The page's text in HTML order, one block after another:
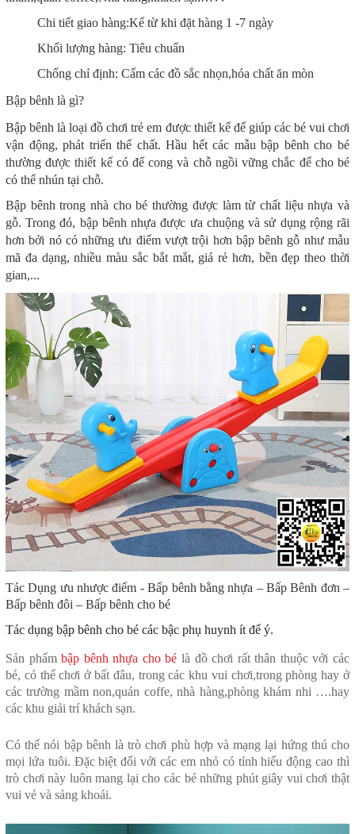
Chi tiết giao hàng:Kể từ khi đặt hàng 1 -7 ngày
Khối lượng hàng: Tiêu chuẩn
Chống chỉ định: Cấm các đồ sắc nhọn,hóa chất ăn mòn
Bập bênh là gì?
Bập bênh là loại đồ chơi trẻ em được thiết kế để giúp các bé vui chơi
vận động, phát triển thể chất. Hầu hết các mẫu bập bênh cho bé
thường được thiết kế có đế cong và chỗ ngồi vững chắc để cho bé
có thể nhún tại chỗ.
Bập bênh trong nhà cho bé thường được làm từ chất liệu nhựa và
gỗ. Trong đó, bập bênh nhựa được ưa chuộng và sử dụng rộng rãi
hơn bởi nó có những ưu điểm vượt trội hơn bập bênh gỗ như mẫu
mã đa dạng, nhiều màu sắc bắt mắt, giá rẻ hơn, bền đẹp theo thời
gian,...
Tác Dụng ưu nhược điểm - Bấp bênh bằng nhựa – Bấp Bênh đơn –
Bấp bênh đôi – Bấp bênh cho bé
Tác dụng bập bênh cho bé các bậc phụ huynh ít để ý.
Sản phẩmbập bênh nhựa cho bé là đồ chơi rất thân thuộc với các
bé, có thể chơi ở bất đâu, trong các khu vui chơi,trong phòng hay ở
các trường mầm non,quán coffe, nhà hàng,phòng khám nhi ….hay
các khu giải trí khách sạn.
Có thể nói bập bênh là trò chơi phù hợp và mạng lại hứng thú cho
mọi lứa tuôi. Đặc biệt đối với các em nhỏ có tính hiếu động cao thì
trò chơi này luôn mang lại cho các bé những phút giây vui chơi thật
vui vẻ và sảng khoái.